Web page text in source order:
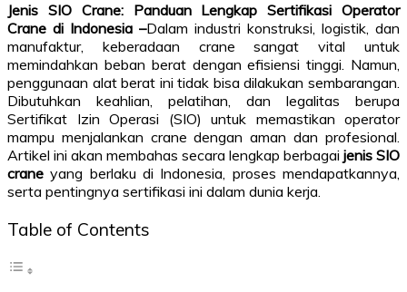
Jenis SIO Crane: Panduan Lengkap Sertifikasi Operator
Crane di Indonesia –Dalam industri konstruksi, logistik, dan
manufaktur, keberadaan crane sangat vital untuk
memindahkan beban berat dengan efisiensi tinggi. Namun,
penggunaan alat berat ini tidak bisa dilakukan sembarangan.
Dibutuhkan keahlian, pelatihan, dan legalitas berupa
Sertifikat Izin Operasi (SIO) untuk memastikan operator
mampu menjalankan crane dengan aman dan profesional.
Artikel ini akan membahas secara lengkap berbagai jenis SIO
crane yang berlaku di Indonesia, proses mendapatkannya,
serta pentingnya sertifikasi ini dalam dunia kerja.
Table of Contents